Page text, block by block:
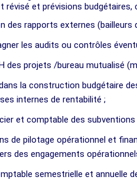
révisé et prévisions
des rapports externes (bailleurs
les audits ou contrôles
des projets /bureau mutualisé
la construction budgétaire
internes de rentabilité ;
et comptable des
de pilotage opérationnel et
des engagements
semestrielle et annuelle